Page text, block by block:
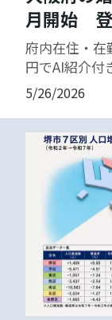
月開始
府内在住・在
円でAI紹介付
5/26/2026